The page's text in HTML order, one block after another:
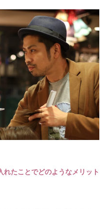
たことでどのようなメリット